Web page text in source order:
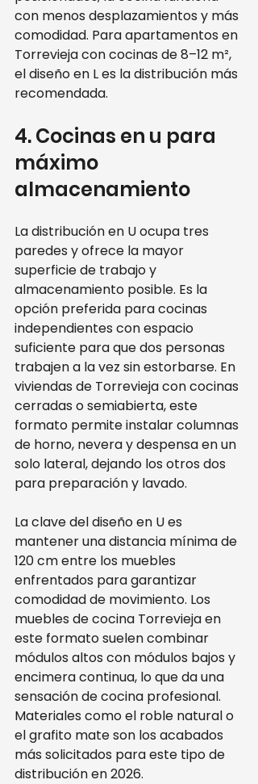
con menos desplazamientos y más
comodidad. Para apartamentos en
Torrevieja con cocinas de 8–12 m²,
el diseño en L es la distribución más
recomendada.
4. Cocinas en u para
máximo
almacenamiento
La distribución en U ocupa tres
paredes y ofrece la mayor
superficie de trabajo y
almacenamiento posible. Es la
opción preferida para cocinas
independientes con espacio
suficiente para que dos personas
trabajen a la vez sin estorbarse. En
viviendas de Torrevieja con cocinas
cerradas o semiabierta, este
formato permite instalar columnas
de horno, nevera y despensa en un
solo lateral, dejando los otros dos
para preparación y lavado.
La clave del diseño en U es
mantener una distancia mínima de
120 cm entre los muebles
enfrentados para garantizar
comodidad de movimiento. Los
muebles de cocina Torrevieja en
este formato suelen combinar
módulos altos con módulos bajos y
encimera continua, lo que da una
sensación de cocina profesional.
Materiales como el roble natural o
el grafito mate son los acabados
más solicitados para este tipo de
distribución en 2026.